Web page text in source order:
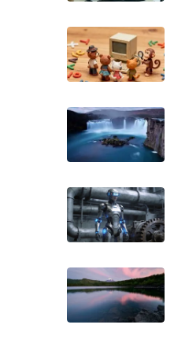
项视频评测，权重开源
型 SeedRealtime
能力交易市场